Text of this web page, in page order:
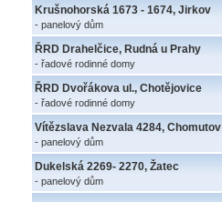
Krušnohorská 1673 - 1674, Jirkov
- panelový dům
ŘRD Drahelčice, Rudná u Prahy
- řadové rodinné domy
ŘRD Dvořákova ul., Chotějovice
- řadové rodinné domy
Vítězslava Nezvala 4284, Chomutov
- panelový dům
Dukelská 2269- 2270, Žatec
- panelový dům